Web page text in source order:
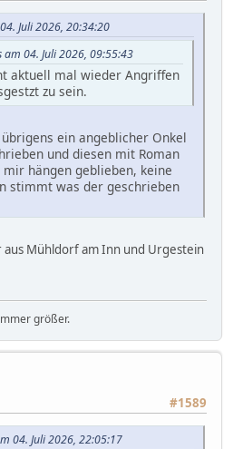
Juli 2026, 20:34:20
am 04. Juli 2026, 09:55:43
aktuell mal wieder Angriffen
zu sein.
ein angeblicher Onkel
und diesen mit Roman
hängen geblieben, keine
stimmt was der geschrieben
aus Mühldorf am Inn und Urgestein
größer.
#1589
04. Juli 2026, 22:05:17